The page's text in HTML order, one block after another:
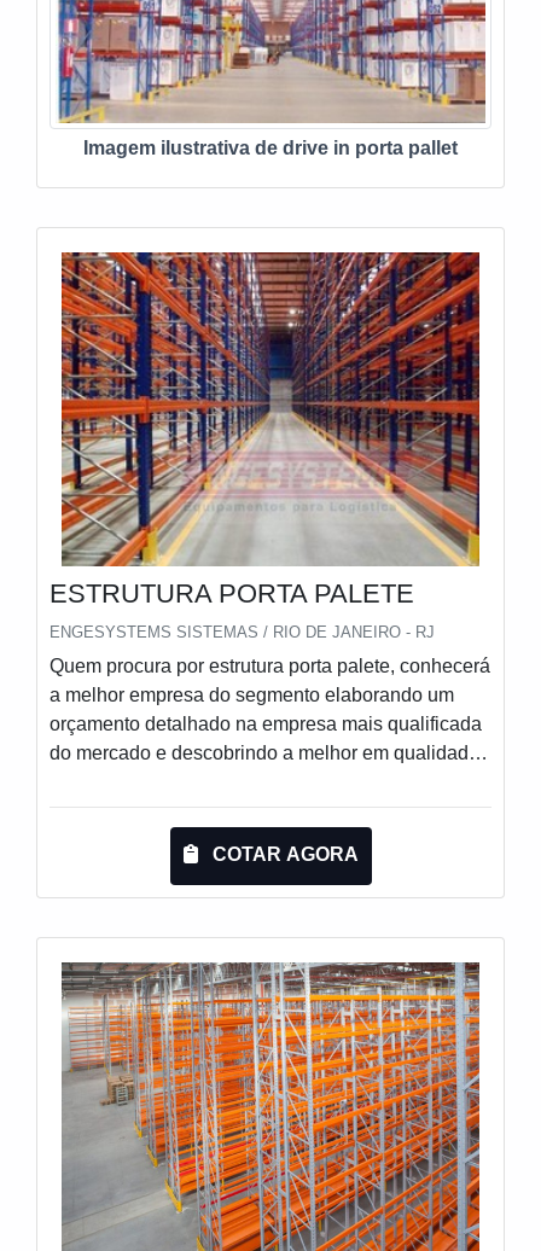
Imagem ilustrativa de drive in porta pallet
ESTRUTURA PORTA PALETE
ENGESYSTEMS SISTEMAS / RIO DE JANEIRO - RJ
Quem procura por estrutura porta palete, conhecerá
a melhor empresa do segmento elaborando um
orçamento detalhado na empresa mais qualificada
do mercado e descobrindo a melhor em qualidade
INTERESSANTES SOBRE A ESTRUTURA
PORTA PALETESe alguém pesquisar estrutura
porta palete em uma empresa comprometida com
seus serviços, chega até a Engesystems Sistemas
que há de mais atual para garantir a qualidade final
para cada cliente.Ainda com uma visão analítica
sobre a estrutura porta palete, é importante buscar
uma empresa que tenha produtos e serviços com
ótima qualidade e assertividade, detalhes que
passam despercebidos e podem gerar prejuízo
futuros para os clientes.É importante lembrar que o
produto deve ser adquirido com empresas
especializadas. Esse tipo de cuidado ajuda a
garantir a qualidade e durabilidade dos materiais,
COTAR AGORA